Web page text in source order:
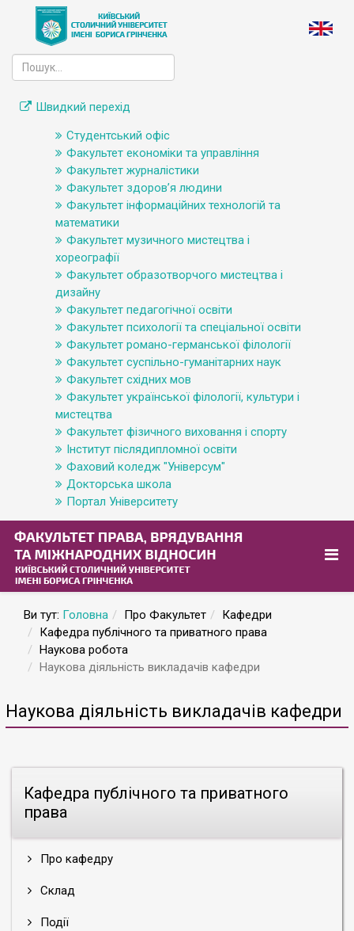
Швидкий перехід
Студентський офіс
Факультет економіки та управління
Факультет журналістики
Факультет здоров’я людини
Факультет інформаційних технологій та
математики
Факультет музичного мистецтва і
хореографії
Факультет образотворчого мистецтва і
дизайну
Факультет педагогічної освіти
Факультет психології та спеціальної освіти
Факультет романо-германської філології
Факультет суспільно-гуманітарних наук
Факультет східних мов
Факультет української філології, культури і
мистецтва
Факультет фізичного виховання і спорту
Інститут післядипломної освіти
Фаховий коледж "Універсум"
Докторська школа
Портал Університету
Ви тут: Головна Про Факультет
Кафедри
Кафедра публічного та приватного права
Наукова робота
Наукова діяльність викладачів кафедри
Кафедра публічного та приватного
права
Про кафедру
Склад
Події
Наукова діяльність викладачів кафедри